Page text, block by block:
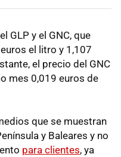
GLP y el GNC, que
el litro y 1,107
el precio del GNC
mes 0,019 euros de
que se muestran
y Baleares y no
para clientes, ya